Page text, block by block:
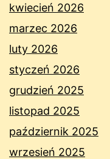
kwiecień 2026
marzec 2026
luty 2026
styczeń 2026
grudzień 2025
listopad 2025
październik 2025
wrzesień 2025